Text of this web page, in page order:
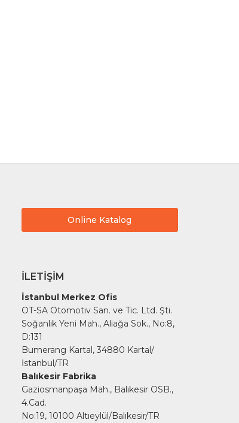
Online Katalog
İLETIŞIM
İstanbul Merkez Ofis
OT-SA Otomotiv San. ve Tic. Ltd. Şti.
Soğanlık Yeni Mah., Aliağa Sok., No:8,
D:131
Bumerang Kartal, 34880 Kartal/
İstanbul/TR
Balıkesir Fabrika
Gaziosmanpaşa Mah., Balıkesir OSB.,
4.Cad.
No:19, 10100 Altıeylül/Balıkesir/TR